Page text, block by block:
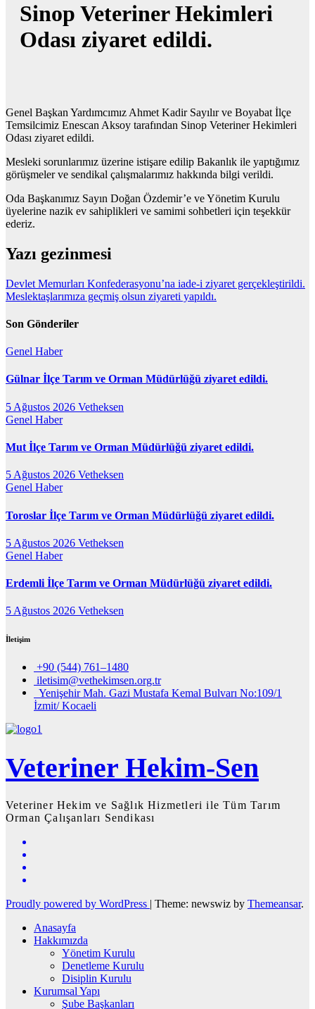
Sinop Veteriner Hekimleri
Odası ziyaret edildi.
Genel Başkan Yardımcımız Ahmet Kadir Sayılır ve Boyabat İlçe
Temsilcimiz Enescan Aksoy tarafından Sinop Veteriner Hekimleri
Odası ziyaret edildi.
Mesleki sorunlarımız üzerine istişare edilip Bakanlık ile yaptığımız
görüşmeler ve sendikal çalışmalarımız hakkında bilgi verildi.
Oda Başkanımız Sayın Doğan Özdemir’e ve Yönetim Kurulu
üyelerine nazik ev sahiplikleri ve samimi sohbetleri için teşekkür
ederiz.
Yazı gezinmesi
Devlet Memurları Konfederasyonu’na iade-i ziyaret gerçekleştirildi.
Meslektaşlarımıza geçmiş olsun ziyareti yapıldı.
Son Gönderiler
Genel Haber
Gülnar İlçe Tarım ve Orman Müdürlüğü ziyaret edildi.
5 Ağustos 2026 Vetheksen
Genel Haber
Mut İlçe Tarım ve Orman Müdürlüğü ziyaret edildi.
5 Ağustos 2026 Vetheksen
Genel Haber
Toroslar İlçe Tarım ve Orman Müdürlüğü ziyaret edildi.
5 Ağustos 2026 Vetheksen
Genel Haber
Erdemli İlçe Tarım ve Orman Müdürlüğü ziyaret edildi.
5 Ağustos 2026 Vetheksen
İletişim
+90 (544) 761–1480
iletisim@vethekimsen.org.tr
Yenişehir Mah. Gazi Mustafa Kemal Bulvarı No:109/1
İzmit/ Kocaeli
Veteriner Hekim-Sen
Veteriner Hekim ve Sağlık Hizmetleri ile Tüm Tarım
Orman Çalışanları Sendikası
Proudly powered by WordPress | Theme: newswiz by Themeansar.
Anasayfa
Hakkımızda
Yönetim Kurulu
Denetleme Kurulu
Disiplin Kurulu
Kurumsal Yapı
Şube Başkanları